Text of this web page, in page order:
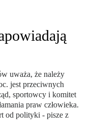
uważa, że należy
jest przeciwnych
sportowcy i komitet
praw człowieka.
od polityki - pisze z